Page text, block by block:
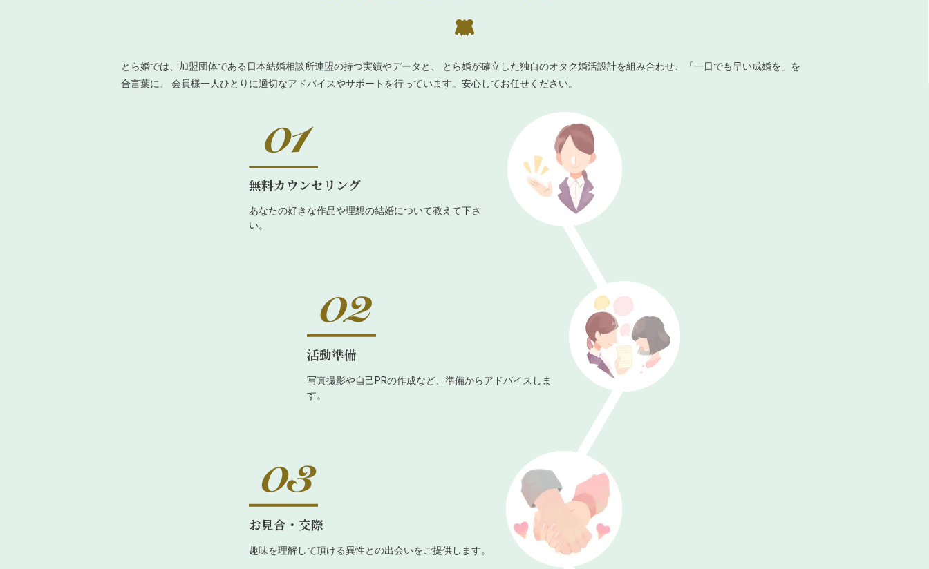
とら婚では、加盟団体である日本結婚相談所連盟の持つ実績やデータと、 とら婚が確立した独自のオタク婚活設計を組み合わせ、「一日でも早い成婚を」を
合言葉に、 会員様一人ひとりに適切なアドバイスやサポートを行っています。安心してお任せください。
無料カウンセリング
あなたの好きな作品や理想の結婚について教えて下さ
い。
活動準備
写真撮影や自己PRの作成など、準備からアドバイスしま
す。
お見合・交際
趣味を理解して頂ける異性との出会いをご提供します。